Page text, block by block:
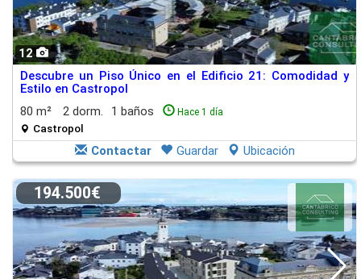
12
Descubre un Piso Único en el Edificio 21: Comodidad y
Estilo en Castropol
80 m²
2 dorm. 1 baños Hace 1 día
Castropol
Contactar Guardar Ubicación
194.500€